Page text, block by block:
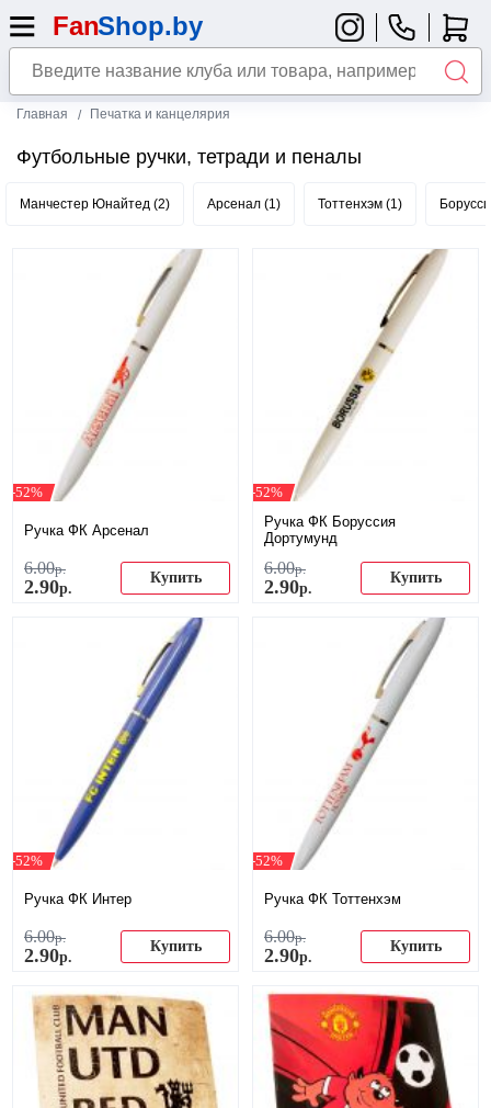
Главная Печатка и канцелярия
Футбольные ручки, тетради и пеналы
Манчестер Юнайтед (2) Арсенал (1) Тоттенхэм (1)
-52%
Ручка ФК Арсенал
6.00р.
2.90р.
Купить
-52%
Ручка ФК Боруссия
Дортумунд
6.00р.
2.90р.
Купить
-52%
Ручка ФК Интер
6.00р.
2.90р.
Купить
-52%
Ручка ФК Тоттенхэм
6.00р.
2.90р.
Купить